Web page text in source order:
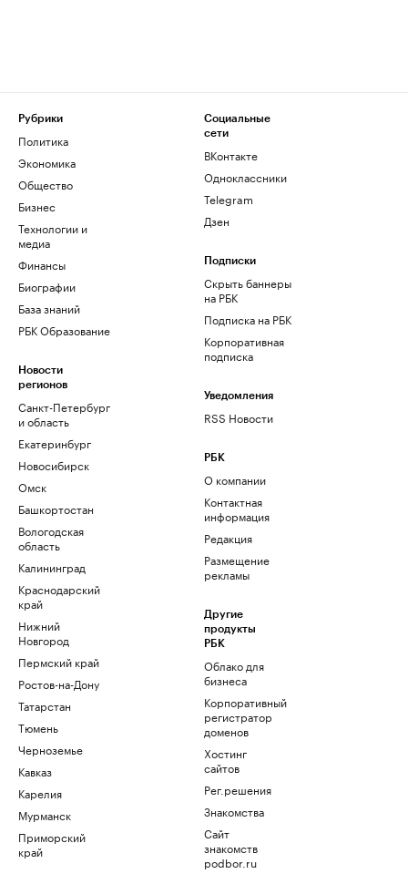
Рубрики
Политика
Экономика
Общество
Бизнес
Технологии и
медиа
Финансы
Биографии
База знаний
РБК Образование
Новости
регионов
Санкт-Петербург
и область
Екатеринбург
Новосибирск
Омск
Башкортостан
Вологодская
область
Калининград
Краснодарский
край
Нижний
Новгород
Пермский край
Ростов-на-Дону
Татарстан
Тюмень
Черноземье
Кавказ
Карелия
Мурманск
Приморский
край
Социальные
сети
ВКонтакте
Одноклассники
Telegram
Дзен
Подписки
Скрыть баннеры
на РБК
Подписка на РБК
Корпоративная
подписка
Уведомления
RSS Новости
РБК
О компании
Контактная
информация
Редакция
Размещение
рекламы
Другие
продукты
РБК
Облако для
бизнеса
Корпоративный
регистратор
доменов
Хостинг
сайтов
Рег.решения
Знакомства
Сайт
знакомств
podbor.ru